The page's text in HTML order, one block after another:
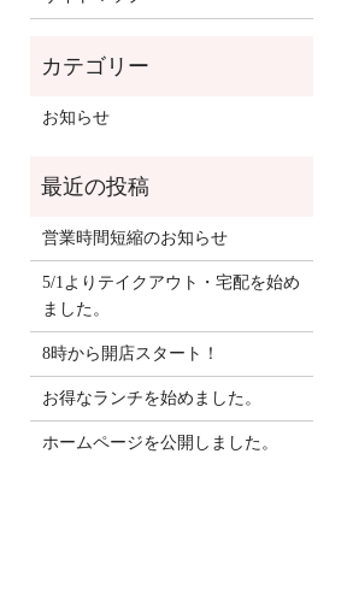
お知らせ
営業時間短縮のお知らせ
5/1よりテイクアウト・宅配を始め
ました。
8時から開店スタート！
お得なランチを始めました。
ホームページを公開しました。